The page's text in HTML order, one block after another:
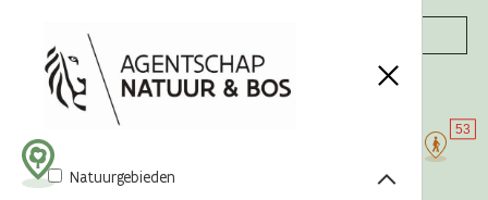
Acties
Natuurgebieden